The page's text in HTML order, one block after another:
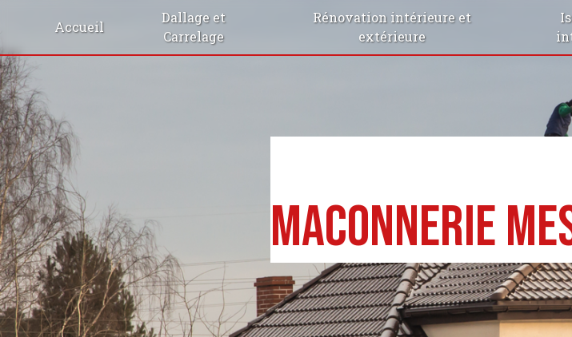
Accueil
Dallage et
Carrelage
Rénovation intérieure et
extérieure
Maconnerie
Panneau de gestion des cookies